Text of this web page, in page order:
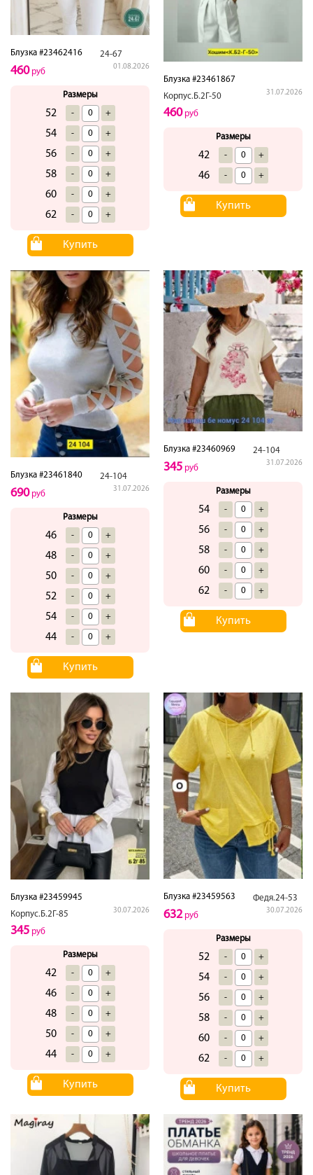
Блузка #23462416 24-67
01.08.2026
460руб
Размеры
52 - +
54 - +
56 - +
58 - +
60 - +
62 - +
Купить
Блузка #23461867
Корпус.Б.2Г-50
31.07.2026
460руб
Размеры
42 - +
46 - +
Купить
Блузка #23461840 24-104
31.07.2026
690руб
Размеры
46 - +
48 - +
50 - +
52 - +
54 - +
44 - +
Купить
Блузка #23460969 24-104
31.07.2026
345 руб
Размеры
54 - +
56 - +
58 - +
60 - +
62 - +
Купить
Блузка #23459945
Корпус.Б.2Г-85
30.07.2026
345 руб
Размеры
42 - +
46 - +
48 - +
50 - +
44 - +
Купить
Блузка #23459563 Федя.24-53
30.07.2026
632руб
Размеры
52 - +
54 - +
56 - +
58 - +
60 - +
62 - +
Купить